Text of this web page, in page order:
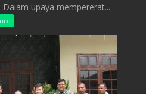
upaya mempererat...